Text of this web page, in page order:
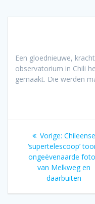
Een gloednieuwe,
observatorium in Chili
gemaakt. Die werden
Bericht
navigatie
Vorige: Vorig
bericht:
Chileense
‘supertelescoop’
ongeëvenaarde
van Melkweg en
daarbuiten